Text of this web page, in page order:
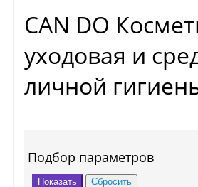
CAN DO
уходовая и
личной
Подбор параметров